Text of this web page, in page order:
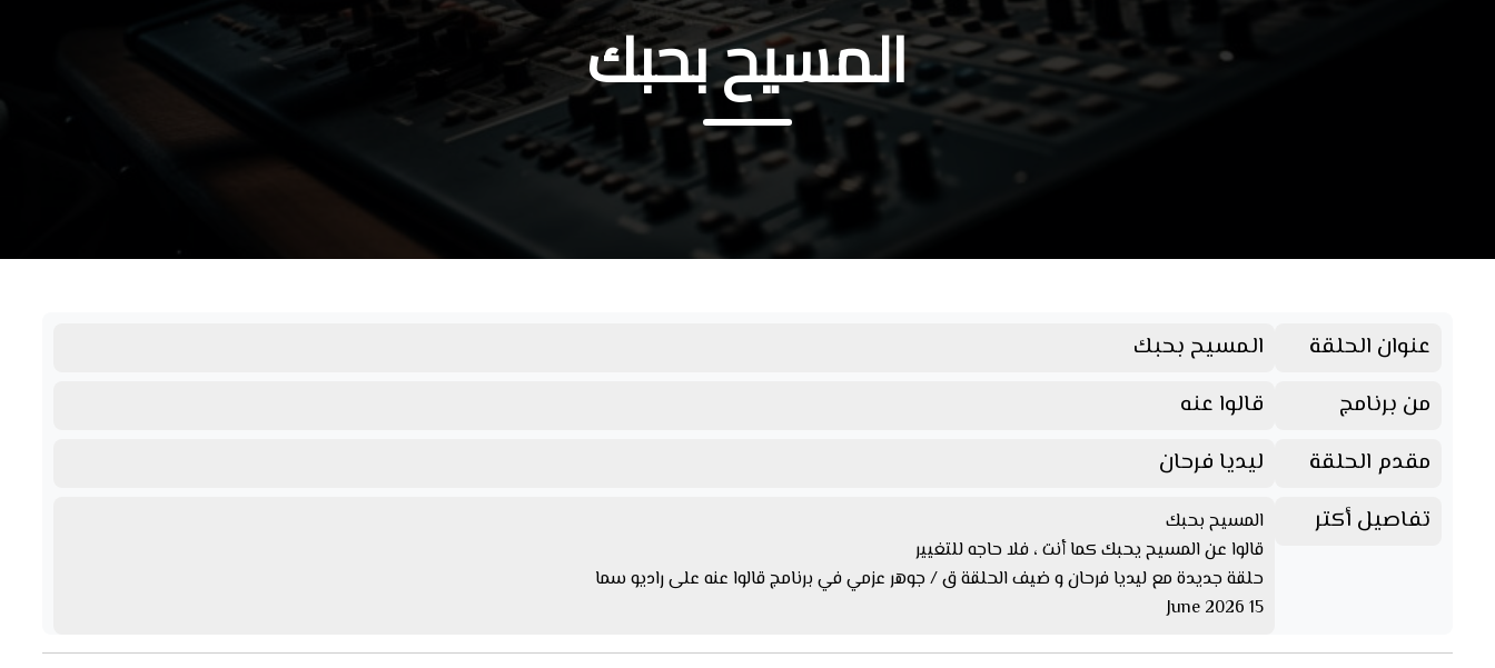
المسيح بحبك
عنوان الحلقة
المسيح بحبك
من برنامج
قالوا عنه
مقدم الحلقة
ليديا فرحان
تفاصيل أكتر
المسيح بحبك
قالوا عن المسيح يحبك كما أنت ، فلا حاجه للتغيير
حلقة جديدة مع ليديا فرحان و ضيف الحلقة ق / جوهر عزمي في برنامج قالوا عنه على راديو سما
15 June 2026